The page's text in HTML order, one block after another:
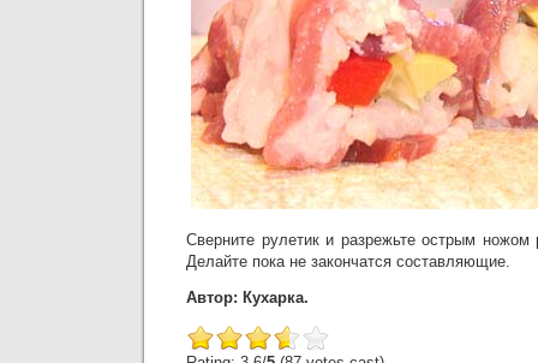
Сверните рулетик и разрежьте острым
Делайте пока не закончатся составляющие.
Автор: Кухарка.